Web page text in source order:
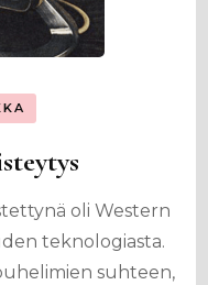
oli Western
teknologiasta.
suhteen,